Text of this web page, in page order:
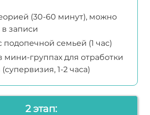
(30-60 минут), можно
записи
подопечной семьей (1 час)
мини-группах для отработки
1-2 часа)
2 этап: